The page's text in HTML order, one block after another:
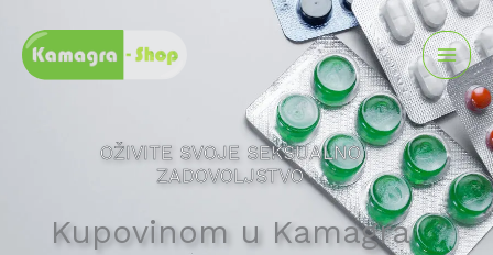
content
OŽIVITE SVOJE SEKSUALNO
ZADOVOLJSTVO
Kupovinom u Kamagra